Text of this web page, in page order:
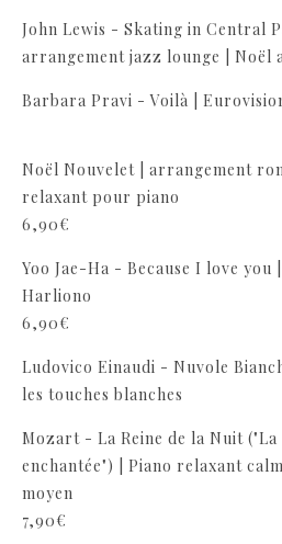
John Lewis - Skating in Central
arrangement jazz lounge | Noël
Barbara Pravi - Voilà |
Noël Nouvelet | arrangement
relaxant pour piano
6,90€
Yoo Jae-Ha - Because I love you
Harliono
6,90€
Ludovico Einaudi - Nuvole
les touches blanches
Mozart - La Reine de la Nuit
enchantée") | Piano relaxant
moyen
7,90€